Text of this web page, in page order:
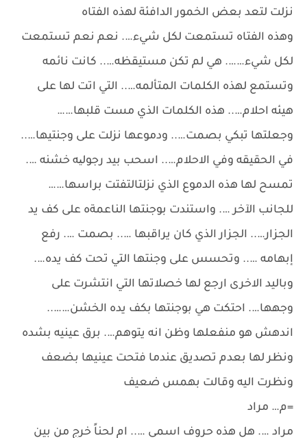
نزلت لتعد بعض الخمور الدافئة لهذه الفتاه
وهذه الفتاه تستمعت لكل شيء…. نعم نعم تستمعت
لكل شيء……. هي لم تكن مستيقظه….. كانت نائمه
وتستمع لهذه الكلمات المتألمه….. التي اتت لها على
هيئه احلام….. هذه الكلمات الذي مست قلبها……
وجعلتها تبكي بصمت….. ودموعها نزلت على وجنتيها…..
في الحقيقه وفي الاحلام….. اسحب بيد رجولیه خشنه ….
تمسح لها هذه الدموع الذي نزلتالتفتت براسها……
للجانب الآخر …. واستندت بوجنتها الناعمةه على كف يد
الجزار….. الجزار الذي كان يراقبها ….. بصمت …. رفع
إبهامه ….. وتحسس على وجنتها التي تحت كف يده….
وباليد الاخرى ارجع لها خصلاتها التي انتشرت على
وجهها…. احتكت هي بوجنتها بكف يده الخشن……..
اندهش هو منفعلها وظن انه يتوهم…. برق عينيه بشده
ونظر لها بعدم تصديق عندما فتحت عينيها بضعف
ونظرت اليه وقالت بهمس ضعيف
=م… مراد
مراد …. هل هذه حروف اسمي ….. ام لحناً خرج من بين